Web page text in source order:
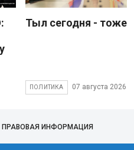
Тыл сегодня - тоже
ПОЛИТИКА 07 августа 2026
ПРАВОВАЯ ИНФОРМАЦИЯ